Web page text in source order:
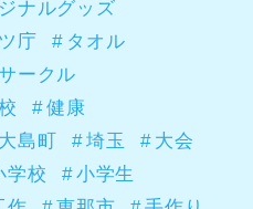
ナルグッズ
庁
タオル
ークル
健康
島町 埼玉
大会
学校
小学生